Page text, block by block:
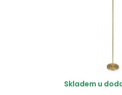
Skladem u